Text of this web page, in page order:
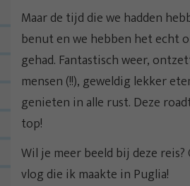
Maar de tijd die we hadden
benut en we hebben het echt
gehad. Fantastisch weer,
mensen (!!), geweldig lekker
genieten in alle rust. Deze
top!
Wil je meer beeld bij deze reis?
vlog die ik maakte in Puglia!